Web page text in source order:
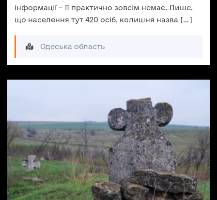
інформації – її практично зовсім немає. Лише,
що населення тут 420 осіб, колишня назва […]
Одеська область